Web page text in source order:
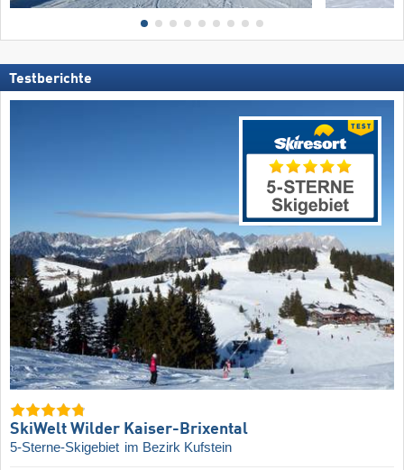
Testberichte
SkiWelt Wilder Kaiser-Brixental
5-Sterne-Skigebiet im Bezirk Kufstein